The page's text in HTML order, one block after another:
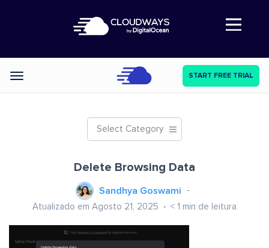
Abre a navegação
Categories START FREE TRIAL
Select Category
Delete Browsing Data
Sandhya Goswami
Atualizado em Agosto 21, 2025 < 1 min de leitura